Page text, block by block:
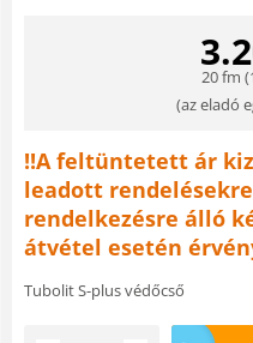
20 fm (
(az eladó
!!A feltüntetett ár
leadott
rendelkezésre álló
átvétel esetén
Tubolit S-plus védőcső